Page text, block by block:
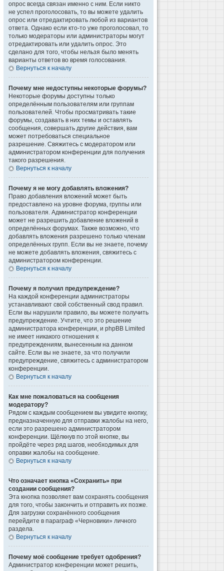
опрос всегда связан именно с ним. Если никто
не успел проголосовать, то вы можете удалить
опрос или отредактировать любой из вариантов
ответа. Однако если кто-то уже проголосовал, то
только модераторы или администраторы могут
отредактировать или удалить опрос. Это
сделано для того, чтобы нельзя было менять
варианты ответов во время голосования.
Вернуться к началу
Почему мне недоступны некоторые форумы?
Некоторые форумы доступны только
определённым пользователям или группам
пользователей. Чтобы просматривать такие
форумы, создавать в них темы и оставлять
сообщения, совершать другие действия, вам
может потребоваться специальное
разрешение. Свяжитесь с модератором или
администратором конференции для получения
такого разрешения.
Вернуться к началу
Почему я не могу добавлять вложения?
Право добавления вложений может быть
предоставлено на уровне форума, группы или
пользователя. Администратор конференции
может не разрешить добавление вложений в
определённых форумах. Также возможно, что
добавлять вложения разрешено только членам
определённых групп. Если вы не знаете, почему
не можете добавлять вложения, свяжитесь с
администратором конференции.
Вернуться к началу
Почему я получил предупреждение?
На каждой конференции администраторы
устанавливают свой собственный свод правил.
Если вы нарушили правило, вы можете получить
предупреждение. Учтите, что это решение
администратора конференции, и phpBB Limited
не имеет никакого отношения к
предупреждениям, вынесенным на данном
сайте. Если вы не знаете, за что получили
предупреждение, свяжитесь с администратором
конференции.
Вернуться к началу
Как мне пожаловаться на сообщения
модератору?
Рядом с каждым сообщением вы увидите кнопку,
предназначенную для отправки жалобы на него,
если это разрешено администратором
конференции. Щёлкнув по этой кнопке, вы
пройдёте через ряд шагов, необходимых для
оправки жалобы на сообщение.
Вернуться к началу
Что означает кнопка «Сохранить» при
создании сообщения?
Эта кнопка позволяет вам сохранять сообщения
для того, чтобы закончить и отправить их позже.
Для загрузки сохранённого сообщения
перейдите в параграф «Черновики» личного
раздела.
Вернуться к началу
Почему моё сообщение требует одобрения?
Администратор конференции может решить,